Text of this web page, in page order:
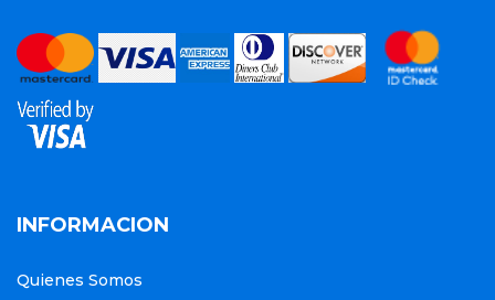
INFORMACION
Quienes Somos